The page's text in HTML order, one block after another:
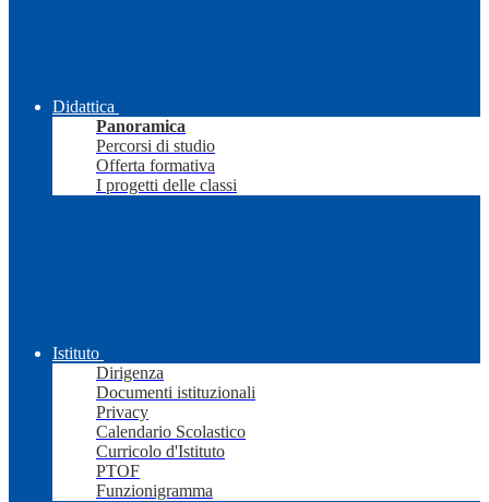
Didattica
Panoramica
Percorsi di studio
Offerta formativa
I progetti delle classi
Istituto
Dirigenza
Documenti istituzionali
Privacy
Calendario Scolastico
Curricolo d'Istituto
PTOF
Funzionigramma